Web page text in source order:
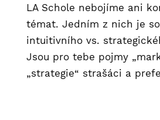
LA Schole nebojíme ani
témat. Jedním z nich je
intuitivního vs.
Jsou pro tebe pojmy
„strategie“ strašáci a